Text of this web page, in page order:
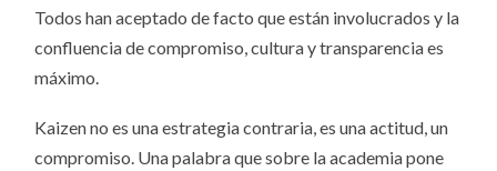
Todos han aceptado de facto que están involucrados y la
confluencia de compromiso, cultura y transparencia es
máximo.
Kaizen no es una estrategia contraria, es una actitud, un
compromiso. Una palabra que sobre la academia pone